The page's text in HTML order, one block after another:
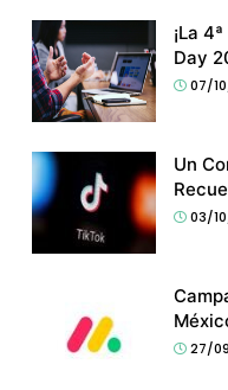
¡La
Day
07/
Un
03/
27/